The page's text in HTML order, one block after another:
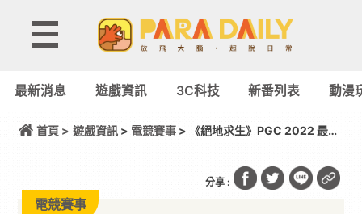
最新消息 遊戲資訊 3C科技 新番列表 動漫
首頁 > 遊戲資訊> 電競賽事> 《絕地求生》PGC 2022 最終
分享 :
電競賽事